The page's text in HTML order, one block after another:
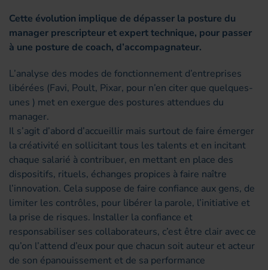
Cette évolution implique de dépasser la posture du
manager prescripteur et expert technique, pour passer
à une posture de coach, d’accompagnateur.
L’analyse des modes de fonctionnement d’entreprises
libérées (Favi, Poult, Pixar, pour n’en citer que quelques-
unes ) met en exergue des postures attendues du
manager.
Il s’agit d’abord d’accueillir mais surtout de faire émerger
la créativité en sollicitant tous les talents et en incitant
chaque salarié à contribuer, en mettant en place des
dispositifs, rituels, échanges propices à faire naître
l’innovation. Cela suppose de faire confiance aux gens, de
limiter les contrôles, pour libérer la parole, l’initiative et
la prise de risques. Installer la confiance et
responsabiliser ses collaborateurs, c’est être clair avec ce
qu’on l’attend d’eux pour que chacun soit auteur et acteur
de son épanouissement et de sa performance